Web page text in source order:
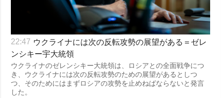
22:47 ウクライナには次の反転攻勢の展望がある＝ゼレ
ンシキー宇大統領
ウクライナのゼレンシキー大統領は、ロシアとの全面戦争につ
き、ウクライナには次の反転攻勢のための展望があるとしつ
つ、そのためにはまずロシアの攻勢を止めねばならないと発言
した。